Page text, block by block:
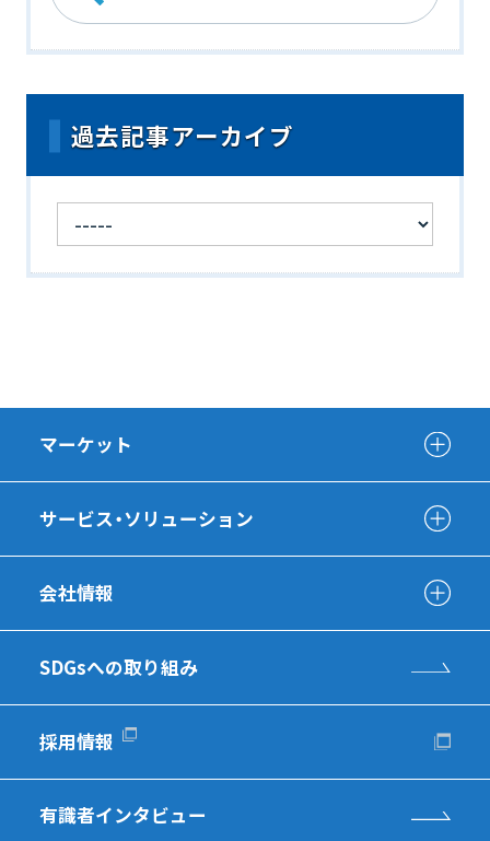
過去記事アーカイブ
マーケット
サービス・ソリューション
会社情報
SDGsへの取り組み
採用情報
有識者インタビュー